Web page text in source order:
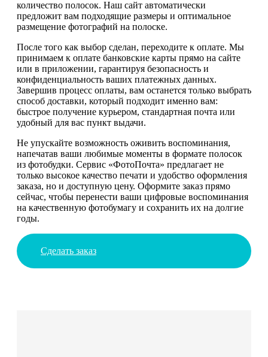
количество полосок. Наш сайт автоматически
предложит вам подходящие размеры и оптимальное
размещение фотографий на полоске.
После того как выбор сделан, переходите к оплате. Мы
принимаем к оплате банковские карты прямо на сайте
или в приложении, гарантируя безопасность и
конфиденциальность ваших платежных данных.
Завершив процесс оплаты, вам останется только выбрать
способ доставки, который подходит именно вам:
быстрое получение курьером, стандартная почта или
удобный для вас пункт выдачи.
Не упускайте возможность оживить воспоминания,
напечатав ваши любимые моменты в формате полосок
из фотобудки. Сервис «ФотоПочта» предлагает не
только высокое качество печати и удобство оформления
заказа, но и доступную цену. Оформите заказ прямо
сейчас, чтобы перенести ваши цифровые воспоминания
на качественную фотобумагу и сохранить их на долгие
годы.
Сделать заказ